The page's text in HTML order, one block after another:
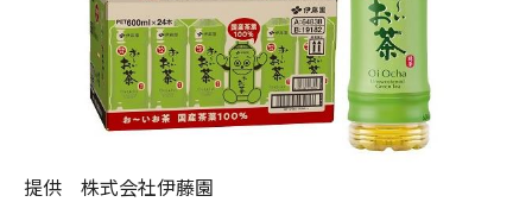
提供 株式会社伊藤園